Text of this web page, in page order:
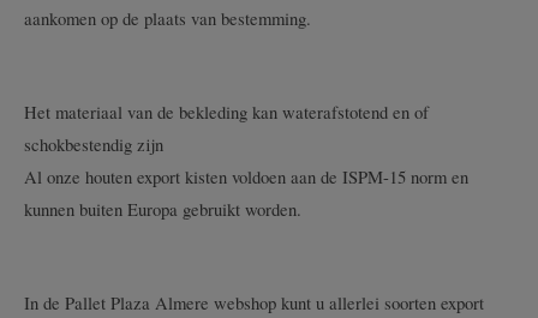
aankomen op de plaats van bestemming.
Het materiaal van de bekleding kan waterafstotend en of
schokbestendig zijn
Al onze houten export kisten voldoen aan de ISPM-15 norm en
kunnen buiten Europa gebruikt worden.
In de Pallet Plaza Almere webshop kunt u allerlei soorten export